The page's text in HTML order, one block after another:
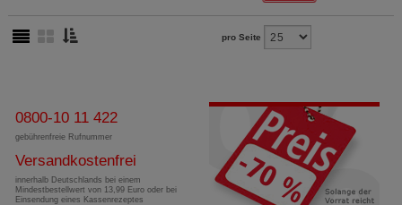
pro Seite
0800-10 11 422
gebührenfreie Rufnummer
Versandkostenfrei
innerhalb Deutschlands bei einem
Mindestbestellwert von 13,99 Euro oder bei
Einsendung eines Kassenrezeptes